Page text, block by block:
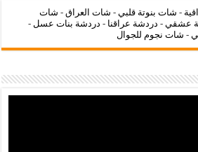
- شات بنوتة قلبي - شات العراق- شات
عشقي - دردشة عراقنا - دردشة بنات عسل -
- شات نجوم للجوال